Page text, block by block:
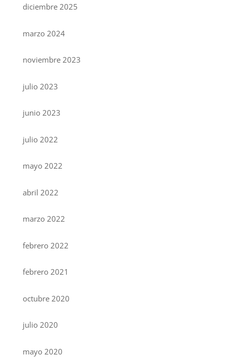
diciembre 2025
marzo 2024
noviembre 2023
julio 2023
junio 2023
julio 2022
mayo 2022
abril 2022
marzo 2022
febrero 2022
febrero 2021
octubre 2020
julio 2020
mayo 2020